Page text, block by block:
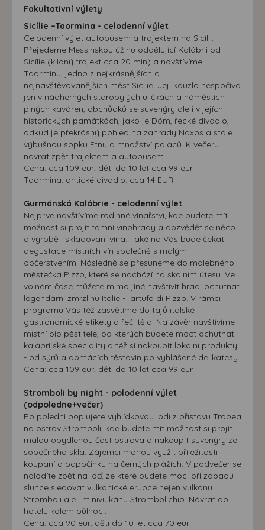
Fakultativní výlety
Sicílie –Taormina - celodenní výlet
Celodenní výlet autobusem a trajektem na Sicílii.
Přejedeme Messinskou úžinu oddělující Kalábrii od
Sicílie (klidný trajekt cca 20 min) a navštívíme
Taorminu, jedno z nejkrásnějších a
nejnavštěvovanějších měst Sicílie. Její kouzlo nespočívá
jen v nádherných starobylých uličkách a náměstích
plných kaváren, obchůdků se suvenýry ale i v jejích
historických památkách, jako je Dóm, řecké divadlo,
odkud je překrásný pohled na zahrady Naxos a stále
výbušnou sopku Etnu a množství paláců. K večeru
návrat zpět trajektem a autobusem.
Cena: cca 109 eur, děti do 10 let cca 99 eur
Taormina: antické divadlo: cca 14 EUR
Gurmánská Kalábrie - celodenní výlet
Nejprve navštívíme rodinné vinařství, kde budete mít
možnost si projít tamní vinohrady a dozvědět se něco
o výrobě i skladování vína. Také na Vás bude čekat
degustace místních vín společně s malým
občerstvením. Následně se přesuneme do malebného
městečka Pizzo, které se nachází na skalním útesu. Ve
volném čase můžete mimo jiné navštívit hrad, ochutnat
legendární zmrzlinu Italíe -Tartufo di Pizzo. V rámci
programu Vás též zasvětíme do tajů italské
gastronomické etikety a řeči těla. Na závěr navštívíme
místní bio pěstitele, od kterých budete moct ochutnat
kalábrijské speciality a též si nakoupit lokální produkty
- od sýrů a domácích těstovin po vyhlášené delikatesy.
Cena: cca 109 eur, děti do 10 let cca 99 eur
Stromboli by night - polodenní výlet
(odpoledne+večer)
Po poledni poplujete vyhlídkovou lodí z přístavu Tropea
na ostrov Stromboli, kde budete mít možnost si projít
malou obydlenou část ostrova a nakoupit suvenýry ze
sopečného skla. Zájemci mohou využít příležitosti
koupaní a odpočinku na černých plážích. V podvečer se
nalodíte zpět na loď, ze které budete moci při západu
slunce sledovat vulkanické erupce nejen vulkánu
Stromboli ale i minivulkánu Strombolichio. Návrat do
hotelu kolem půlnoci.
Cena: cca 90 eur, děti do 10 let cca 70 eur